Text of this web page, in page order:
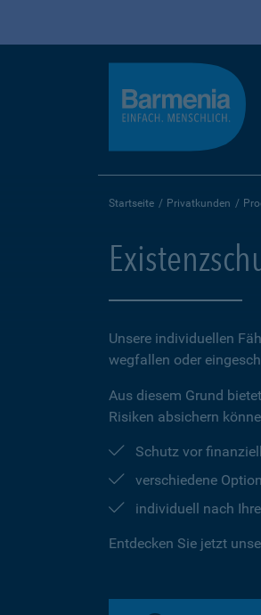
Startseite Privatkunden
Unsere individuellen
wegfallen oder
Aus diesem Grund
Risiken absichern
Schutz vor
verschiedene
individuell nach
Entdecken Sie jetzt